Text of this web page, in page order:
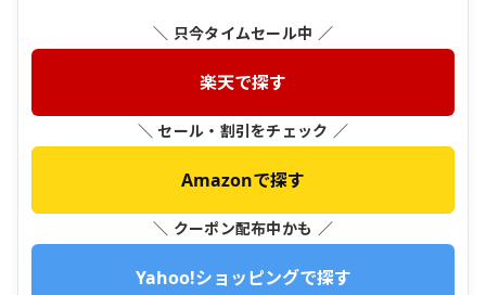
＼ 只今タイムセール中 ／
楽天で探す
＼ セール・割引をチェック ／
Amazonで探す
＼ クーポン配布中かも ／
Yahoo!ショッピングで探す